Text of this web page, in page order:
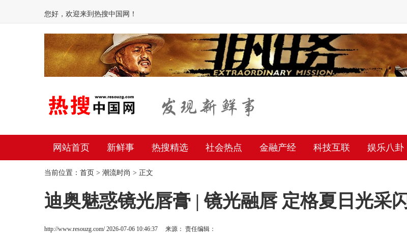
您好，欢迎来到热搜中国网！
网站首页 新鲜事 热搜精选 社会热点 金融产经 科技互联 娱乐八卦
当前位置： 首页 > 潮流时尚 > 正文
迪奥魅惑镜光唇膏 | 镜光融唇 定格夏日光采
http://www.resouzg.com/ 2026-07-06 10:46:37 来源： 责任编辑：